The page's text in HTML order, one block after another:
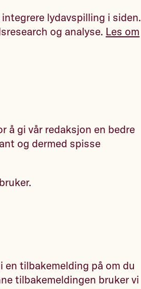
lydavspilling i siden.
og analyse. Les om
å gi vår redaksjon en bedre
og dermed spisse
tilbakemelding på om du
tilbakemeldingen bruker vi